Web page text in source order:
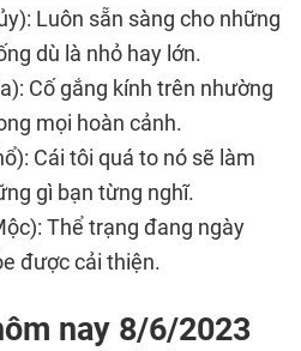
Luôn sẵn sàng cho những
dù là nhỏ hay lớn.
Cố gắng kính trên nhường
mọi hoàn cảnh.
Cái tôi quá to nó sẽ làm
gì bạn từng nghĩ.
Thể trạng đang ngày
được cải thiện.
nay 8/6/2023